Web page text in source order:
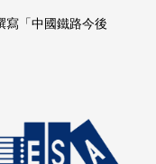
寫「中國鐵路今後